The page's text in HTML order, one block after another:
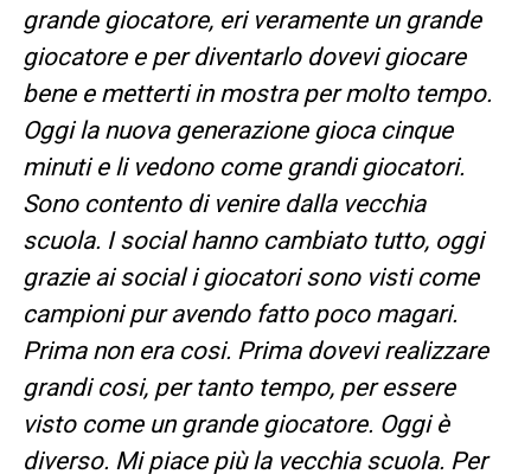
grande giocatore, eri veramente un grande
giocatore e per diventarlo dovevi giocare
bene e metterti in mostra per molto tempo.
Oggi la nuova generazione gioca cinque
minuti e li vedono come grandi giocatori.
Sono contento di venire dalla vecchia
scuola. I social hanno cambiato tutto, oggi
grazie ai social i giocatori sono visti come
campioni pur avendo fatto poco magari.
Prima non era cosi. Prima dovevi realizzare
grandi cosi, per tanto tempo, per essere
visto come un grande giocatore. Oggi è
diverso. Mi piace più la vecchia scuola. Per